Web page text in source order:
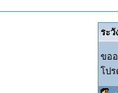
ระวั
ขอ
โป